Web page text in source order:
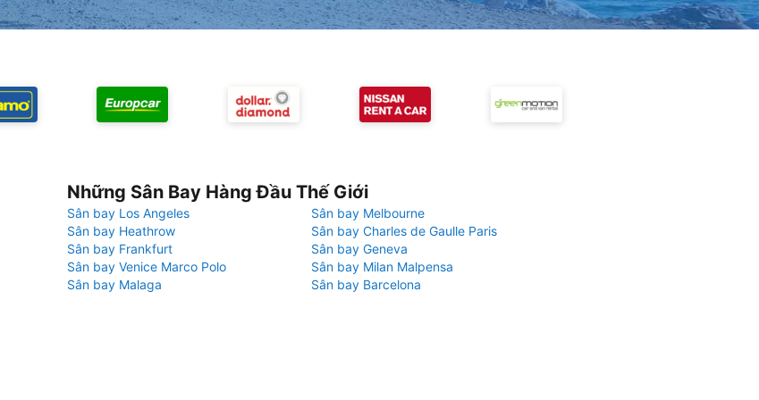
Những Sân Bay Hàng Đầu Thế Giới
Sân bay Los Angeles
Sân bay Melbourne
Sân bay Heathrow
Sân bay Charles de Gaulle Paris
Sân bay Frankfurt
Sân bay Geneva
Sân bay Venice Marco Polo
Sân bay Milan Malpensa
Sân bay Malaga
Sân bay Barcelona